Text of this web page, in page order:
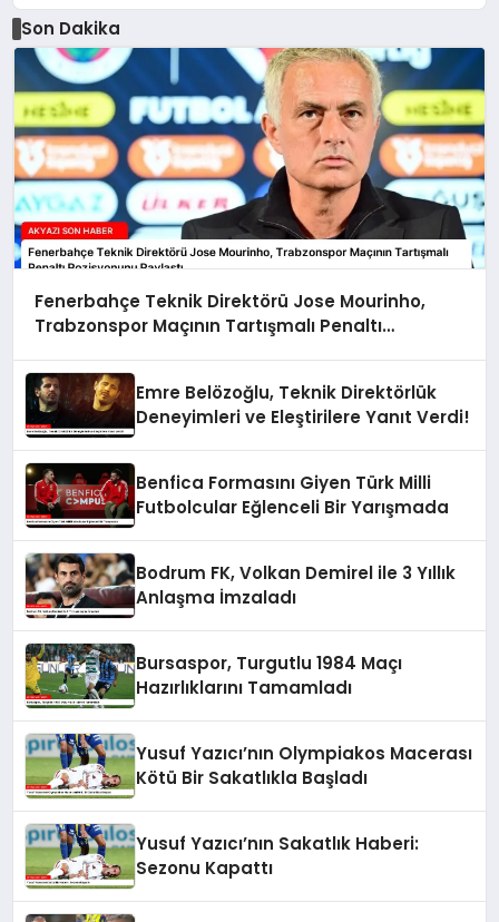
Son Dakika
Fenerbahçe Teknik Direktörü Jose Mourinho,
Trabzonspor Maçının Tartışmalı Penaltı
Emre Belözoğlu, Teknik Direktörlük
Deneyimleri ve Eleştirilere Yanıt Verdi!
Benfica Formasını Giyen Türk Milli
Futbolcular Eğlenceli Bir Yarışmada
Bodrum FK, Volkan Demirel ile 3 Yıllık
Anlaşma İmzaladı
Bursaspor, Turgutlu 1984 Maçı
Hazırlıklarını Tamamladı
Yusuf Yazıcı’nın Olympiakos Macerası
Kötü Bir Sakatlıkla Başladı
Yusuf Yazıcı’nın Sakatlık Haberi:
Sezonu Kapattı